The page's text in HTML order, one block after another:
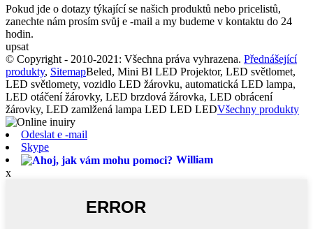
Pokud jde o dotazy týkající se našich produktů nebo pricelistů,
zanechte nám prosím svůj e -mail a my budeme v kontaktu do 24
hodin.
upsat
© Copyright - 2010-2021: Všechna práva vyhrazena. Přednášející
produkty, SitemapBeled, Mini BI LED Projektor, LED světlomet,
LED světlomety, vozidlo LED žárovku, automatická LED lampa,
LED otáčení žárovky, LED brzdová žárovka, LED obrácení
žárovky, LED zamlžená lampa LED LED LEDVšechny produkty
Odeslat e -mail
Skype
William
x